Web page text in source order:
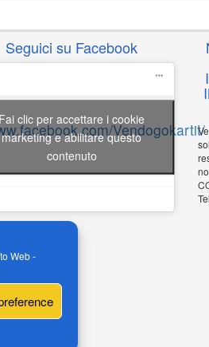
Web -
Seguici su Facebook
Vendogokartit/
Fai clic per accettare i cookie
marketing e abilitare questo
contenuto